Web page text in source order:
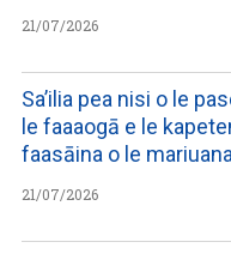
21/07/2026
Sa’ilia pea nisi o le
le faaaogā e le
faasāina o le mariuana
21/07/2026